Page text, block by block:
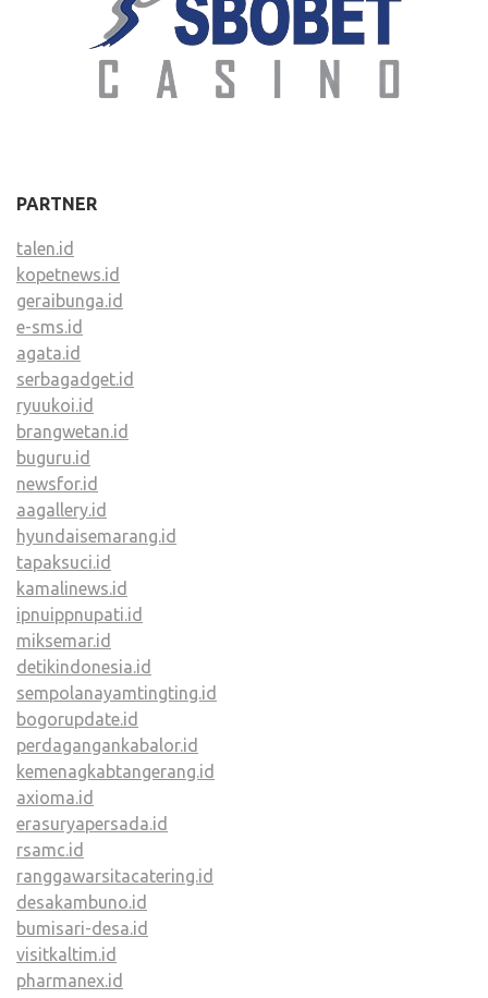
PARTNER
talen.id
kopetnews.id
geraibunga.id
e-sms.id
agata.id
serbagadget.id
ryuukoi.id
brangwetan.id
buguru.id
newsfor.id
aagallery.id
hyundaisemarang.id
tapaksuci.id
kamalinews.id
ipnuippnupati.id
miksemar.id
detikindonesia.id
sempolanayamtingting.id
bogorupdate.id
perdagangankabalor.id
kemenagkabtangerang.id
axioma.id
erasuryapersada.id
rsamc.id
ranggawarsitacatering.id
desakambuno.id
bumisari-desa.id
visitkaltim.id
pharmanex.id